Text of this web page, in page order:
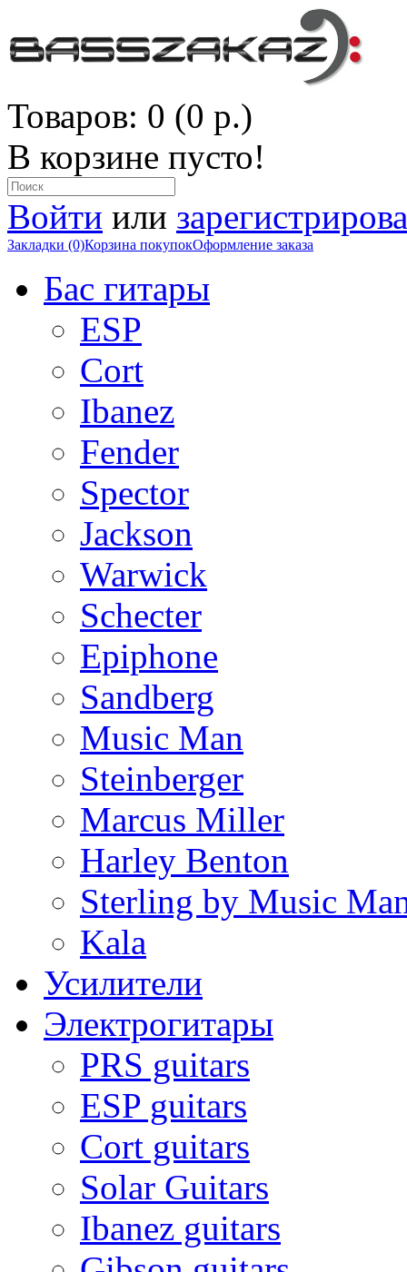
Товаров: 0 (0 р.)
В корзине пусто!
Войти или
Закладки (0)Корзина покупокОформление заказа
Бас гитары
ESP
Cort
Ibanez
Fender
Spector
Jackson
Warwick
Schecter
Epiphone
Sandberg
Music Man
Steinberger
Marcus Miller
Harley Benton
Sterling by Music
Kala
Усилители
Электрогитары
PRS guitars
ESP guitars
Cort guitars
Solar Guitars
Ibanez guitars